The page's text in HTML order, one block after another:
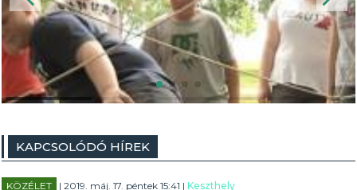
KAPCSOLÓDÓ HÍREK
KÖZÉLET | 2019. máj. 17. péntek 15:41 |Keszthely